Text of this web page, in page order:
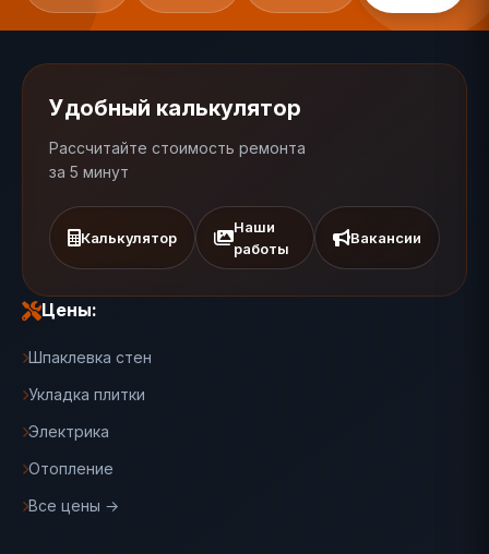
Удобный калькулятор
Рассчитайте стоимость ремонта
за 5 минут
Калькулятор
Наши
работы
Вакансии
Цены:
Шпаклевка стен
Укладка плитки
Электрика
Отопление
Все цены →